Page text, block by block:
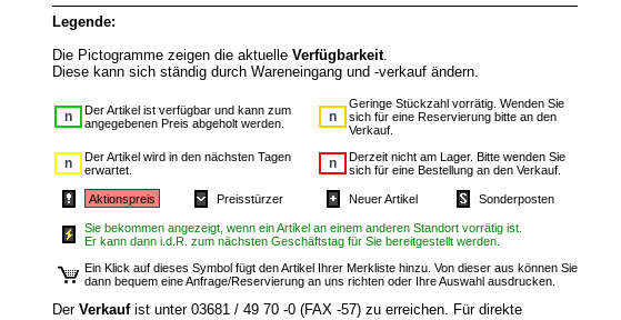
Legende:
Die Pictogramme zeigen die aktuelle Verfügbarkeit.
Diese kann sich ständig durch Wareneingang und -verkauf ändern.
Der Artikel ist verfügbar und kann zum
angegebenen Preis abgeholt werden.
Geringe Stückzahl vorrätig. Wenden Sie
sich für eine Reservierung bitte an den
Verkauf.
Der Artikel wird in den nächsten Tagen
erwartet.
Derzeit nicht am Lager. Bitte wenden Sie
sich für eine Bestellung an den Verkauf.
Aktionspreis Preisstürzer Neuer Artikel Sonderposten
Sie bekommen angezeigt, wenn ein Artikel an einem anderen Standort vorrätig ist.
Er kann dann i.d.R. zum nächsten Geschäftstag für Sie bereitgestellt werden.
Ein Klick auf dieses Symbol fügt den Artikel Ihrer Merkliste hinzu. Von dieser aus können Sie
dann bequem eine Anfrage/Reservierung an uns richten oder Ihre Auswahl ausdrucken.
Der Verkaufist unter 03681 / 49 70 -0 (FAX -57) zu erreichen. Für direkte